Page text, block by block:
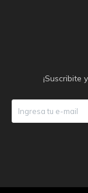
¡Suscribite